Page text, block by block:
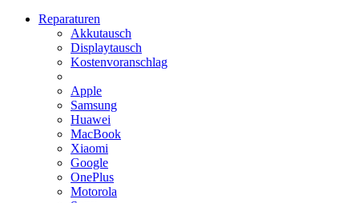
Reparaturen
Akkutausch
Displaytausch
Kostenvoranschlag
Apple
Samsung
Huawei
MacBook
Xiaomi
Google
OnePlus
Motorola